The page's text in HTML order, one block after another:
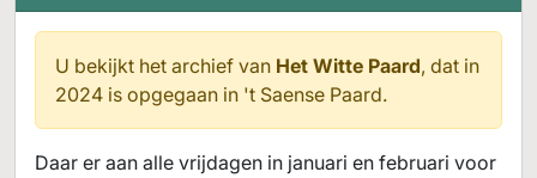
U bekijkt het archief van Het Witte Paard, dat in
2024 is opgegaan in 't Saense Paard.
Daar er aan alle vrijdagen in januari en februari voor